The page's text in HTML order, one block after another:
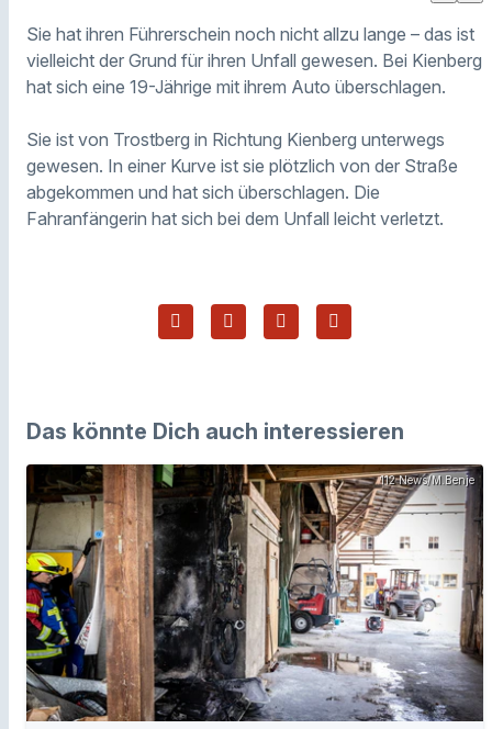
Sie hat ihren Führerschein noch nicht allzu lange – das ist
vielleicht der Grund für ihren Unfall gewesen. Bei Kienberg
hat sich eine 19-Jährige mit ihrem Auto überschlagen.
Sie ist von Trostberg in Richtung Kienberg unterwegs
gewesen. In einer Kurve ist sie plötzlich von der Straße
abgekommen und hat sich überschlagen. Die
Fahranfängerin hat sich bei dem Unfall leicht verletzt.
Das könnte Dich auch interessieren
112 News/M.Benje